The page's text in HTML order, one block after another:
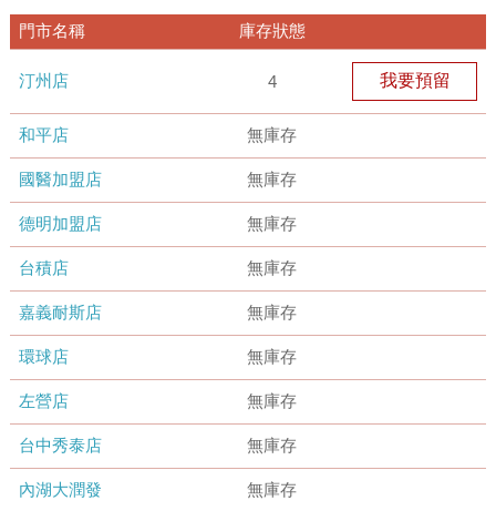
門市名稱 庫存狀態
汀州店 4 我要預留
和平店 無庫存
國醫加盟店 無庫存
德明加盟店 無庫存
台積店 無庫存
嘉義耐斯店 無庫存
環球店 無庫存
左營店 無庫存
台中秀泰店 無庫存
內湖大潤發 無庫存